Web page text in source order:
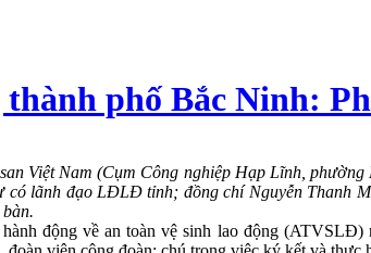
phố Bắc Ninh:
Việt Nam (Cụm Công nghiệp Hạp Lĩnh,
có lãnh đạo LĐLĐ tỉnh; đồng chí Nguyễn Thanh
động về an toàn vệ sinh lao động